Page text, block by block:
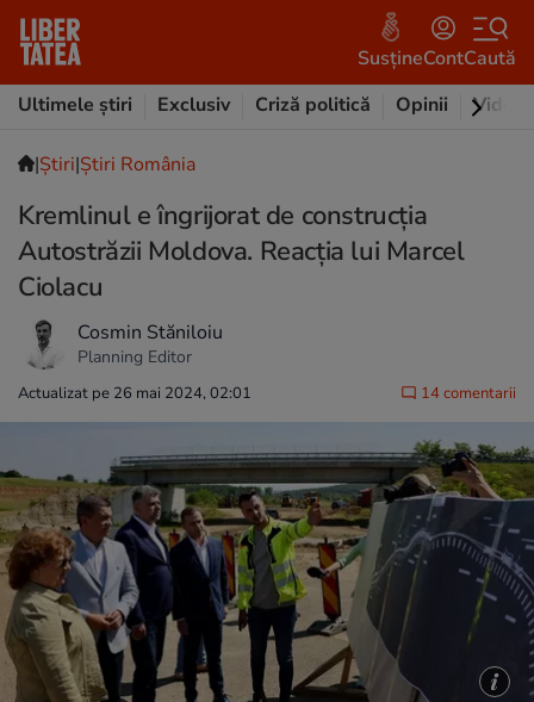
SusțineContCaută
Ultimele știri
Exclusiv Criză politică Opinii Video
|Ştiri|Știri România
Kremlinul e îngrijorat de construcția
Autostrăzii Moldova. Reacția lui Marcel
Ciolacu
Cosmin Stăniloiu
Planning Editor
Actualizat pe 26 mai 2024, 02:01 14 comentarii